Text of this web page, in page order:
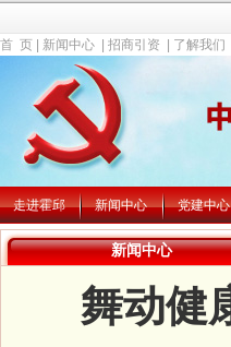
首 页 新闻中心 招商引资 了解我们
走进霍邱 新闻中心 党建中心
新闻中心
舞动健